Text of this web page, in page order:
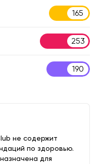
165
253
190
не содержит
по здоровью.
для